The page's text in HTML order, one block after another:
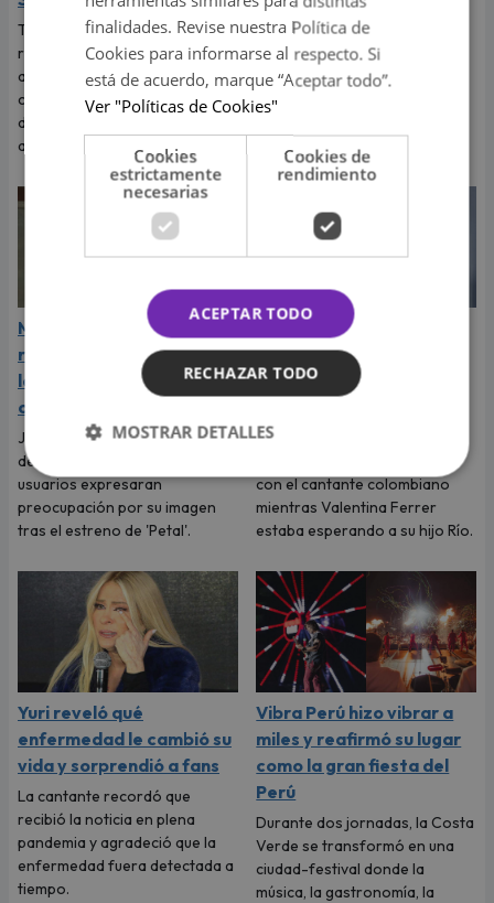
Tras la fuerte denuncia que
realizó su excompañera y
amiga Naldy Saldaña, los
cantantes de La Bella Luz
decidieron expresarle su
apoyo.
tocamientos indebidos que
reveló la cantante Naldy
Saldaña, las salseras se
pronunciaron y expresaron
apoyo a su colega musical.
Mamá de Ariana Grande
responde a críticas sobre
la apariencia de su hija y
conmueve a sus fans
Joan Grande salió en defensa
de la cantante luego de que
usuarios expresaran
preocupación por su imagen
tras el estreno de 'Petal'.
J Balvin es acusado de
haberle sido infiel a
Valentina Ferrer antes
La popular influencer aseguró
con el cantante colombiano
mientras Valentina Ferrer
estaba esperando a su hijo Río.
Yuri reveló qué
enfermedad le cambió su
vida y sorprendió a fans
La cantante recordó que
recibió la noticia en plena
pandemia y agradeció que la
enfermedad fuera detectada a
tiempo.
Vibra Perú hizo vibrar a
miles y reafirmó su lugar
como la gran fiesta del
Perú
Durante dos jornadas, la Costa
Verde se transformó en una
ciudad-festival donde la
música, la gastronomía, la
finalidades. Revise nuestra Política de
Cookies para informarse al respecto. Si
está de acuerdo, marque “Aceptar todo”.
Ver "Políticas de Cookies"
Cookies
estrictamente
necesarias
Cookies de
rendimiento
ACEPTAR TODO
RECHAZAR TODO
MOSTRAR DETALLES